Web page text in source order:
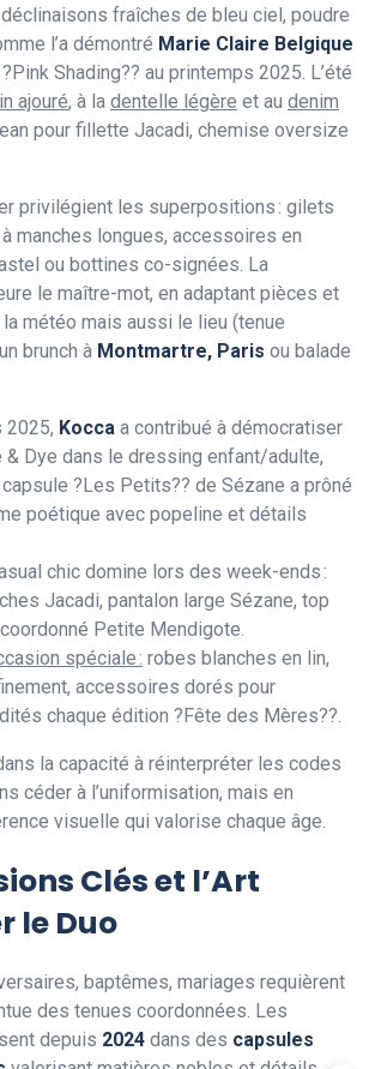
fraîches de bleu ciel, poudre
l’a démontré Marie Claire Belgique
Shading?? au printemps 2025. L’été
lin ajouré, à la dentelle légère et au denim
pour fillette Jacadi, chemise oversize
privilégient les superpositions : gilets
manches longues, accessoires en
ou bottines co-signées. La
le maître-mot, en adaptant pièces et
météo mais aussi le lieu (tenue
brunch à Montmartre, Paris ou balade
2025, Kocca a contribué à démocratiser
& Dye dans le dressing enfant/adulte,
?Les Petits?? de Sézane a prôné
poétique avec popeline et détails
chic domine lors des week-ends :
Jacadi, pantalon large Sézane, top
Petite Mendigote.
spéciale : robes blanches en lin,
accessoires dorés pour
chaque édition ?Fête des Mères??.
la capacité à réinterpréter les codes
céder à l’uniformisation, mais en
visuelle qui valorise chaque âge.
Clés et l’Art
le Duo
baptêmes, mariages requièrent
des tenues coordonnées. Les
depuis 2024 dans des capsules